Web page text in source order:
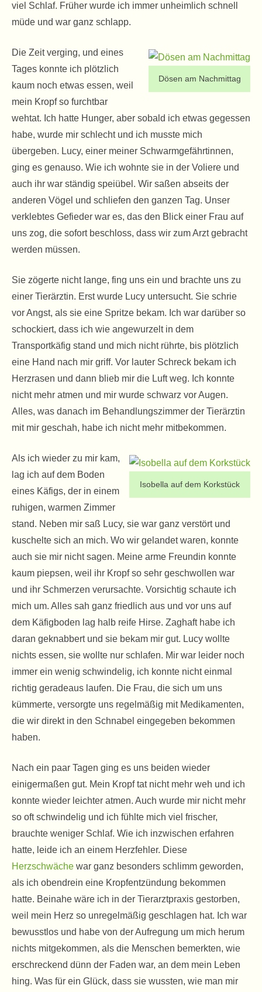
viel Schlaf. Früher wurde ich immer unheimlich schnell
müde und war ganz schlapp.
Dösen am Nachmittag
Die Zeit verging, und eines
Tages konnte ich plötzlich
kaum noch etwas essen, weil
mein Kropf so furchtbar
wehtat. Ich hatte Hunger, aber sobald ich etwas gegessen
habe, wurde mir schlecht und ich musste mich
übergeben. Lucy, einer meiner Schwarmgefährtinnen,
ging es genauso. Wie ich wohnte sie in der Voliere und
auch ihr war ständig speiübel. Wir saßen abseits der
anderen Vögel und schliefen den ganzen Tag. Unser
verklebtes Gefieder war es, das den Blick einer Frau auf
uns zog, die sofort beschloss, dass wir zum Arzt gebracht
werden müssen.
Sie zögerte nicht lange, fing uns ein und brachte uns zu
einer Tierärztin. Erst wurde Lucy untersucht. Sie schrie
vor Angst, als sie eine Spritze bekam. Ich war darüber so
schockiert, dass ich wie angewurzelt in dem
Transportkäfig stand und mich nicht rührte, bis plötzlich
eine Hand nach mir griff. Vor lauter Schreck bekam ich
Herzrasen und dann blieb mir die Luft weg. Ich konnte
nicht mehr atmen und mir wurde schwarz vor Augen.
Alles, was danach im Behandlungszimmer der Tierärztin
mit mir geschah, habe ich nicht mehr mitbekommen.
Isobella auf dem Korkstück
Als ich wieder zu mir kam,
lag ich auf dem Boden
eines Käfigs, der in einem
ruhigen, warmen Zimmer
stand. Neben mir saß Lucy, sie war ganz verstört und
kuschelte sich an mich. Wo wir gelandet waren, konnte
auch sie mir nicht sagen. Meine arme Freundin konnte
kaum piepsen, weil ihr Kropf so sehr geschwollen war
und ihr Schmerzen verursachte. Vorsichtig schaute ich
mich um. Alles sah ganz friedlich aus und vor uns auf
dem Käfigboden lag halb reife Hirse. Zaghaft habe ich
daran geknabbert und sie bekam mir gut. Lucy wollte
nichts essen, sie wollte nur schlafen. Mir war leider noch
immer ein wenig schwindelig, ich konnte nicht einmal
richtig geradeaus laufen. Die Frau, die sich um uns
kümmerte, versorgte uns regelmäßig mit Medikamenten,
die wir direkt in den Schnabel eingegeben bekommen
haben.
Nach ein paar Tagen ging es uns beiden wieder
einigermaßen gut. Mein Kropf tat nicht mehr weh und ich
konnte wieder leichter atmen. Auch wurde mir nicht mehr
so oft schwindelig und ich fühlte mich viel frischer,
brauchte weniger Schlaf. Wie ich inzwischen erfahren
hatte, leide ich an einem Herzfehler. Diese
Herzschwäche war ganz besonders schlimm geworden,
als ich obendrein eine Kropfentzündung bekommen
hatte. Beinahe wäre ich in der Tierarztpraxis gestorben,
weil mein Herz so unregelmäßig geschlagen hat. Ich war
bewusstlos und habe von der Aufregung um mich herum
nichts mitgekommen, als die Menschen bemerkten, wie
erschreckend dünn der Faden war, an dem mein Leben
hing. Was für ein Glück, dass sie wussten, wie man mir